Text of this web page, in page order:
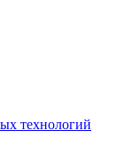
технологий